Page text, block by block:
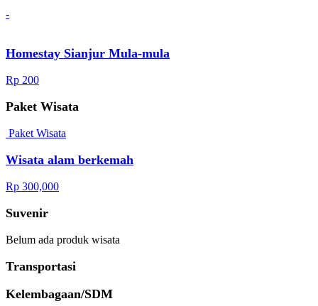
-
Homestay Sianjur Mula-mula
Rp 200
Paket Wisata
Paket Wisata
Wisata alam berkemah
Rp 300,000
Suvenir
Belum ada produk wisata
Transportasi
Kelembagaan/SDM